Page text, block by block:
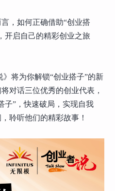
，如何正确借助“创业搭
开启自己的精彩创业之旅
》将为你解锁“创业搭子”的新
对话三位优秀的创业代表，
子”，快速破局，实现自我
聆听他们的精彩故事！